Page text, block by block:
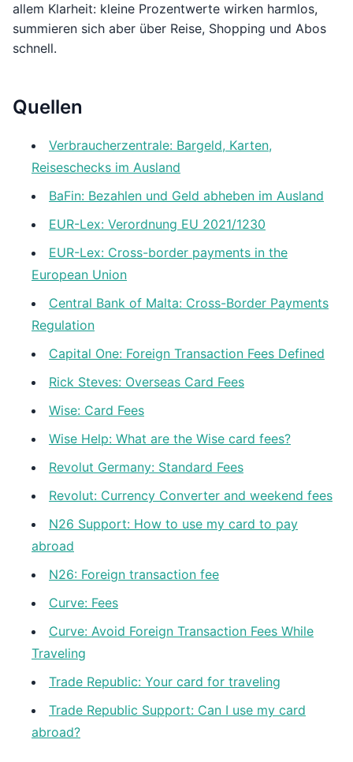
allem Klarheit: kleine Prozentwerte wirken harmlos,
summieren sich aber über Reise, Shopping und Abos
schnell.
Quellen
Verbraucherzentrale: Bargeld, Karten,
Reiseschecks im Ausland
BaFin: Bezahlen und Geld abheben im Ausland
EUR-Lex: Verordnung EU 2021/1230
EUR-Lex: Cross-border payments in the
European Union
Central Bank of Malta: Cross-Border Payments
Regulation
Capital One: Foreign Transaction Fees Defined
Rick Steves: Overseas Card Fees
Wise: Card Fees
Wise Help: What are the Wise card fees?
Revolut Germany: Standard Fees
Revolut: Currency Converter and weekend fees
N26 Support: How to use my card to pay
abroad
N26: Foreign transaction fee
Curve: Fees
Curve: Avoid Foreign Transaction Fees While
Traveling
Trade Republic: Your card for traveling
Trade Republic Support: Can I use my card
abroad?